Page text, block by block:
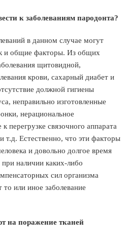
к заболеваниям пародонта?
в данном случае могут
и общие факторы. Из общих
щитовидной,
крови, сахарный диабет и
должной гигиены
неправильно изготовленные
нерациональное
перегрузке связочного аппарата
т.д. Естественно, что эти факторы
и довольно долгое время
наличии каких-либо
сил организма
то или иное заболевание
на поражение тканей